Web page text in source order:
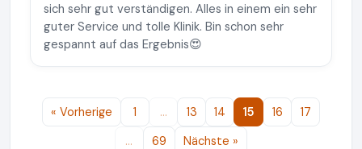
sich sehr gut verständigen. Alles in einem ein sehr
guter Service und tolle Klinik. Bin schon sehr
gespannt auf das Ergebnis😍
« Vorherige 1 … 13 14 15 16
17
…
69 Nächste »